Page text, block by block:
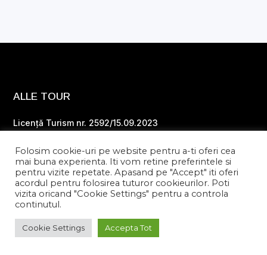
ALLE TOUR
Licență Turism nr. 2592/15.09.2023
Polita de asigurare Seria I Nr. 58861
TELEFON
0769 470 771
E-MAIL
Folosim cookie-uri pe website pentru a-ti oferi cea
mai buna experienta. Iti vom retine preferintele si
pentru vizite repetate. Apasand pe "Accept" iti oferi
acordul pentru folosirea tuturor cookieurilor. Poti
vizita oricand "Cookie Settings" pentru a controla
continutul.
Cookie Settings Accepta Tot